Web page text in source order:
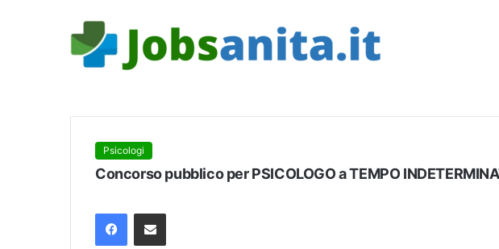
Psicologi
Concorso pubblico per PSICOLOGO a TEMPO
FacebookCondividi via mail